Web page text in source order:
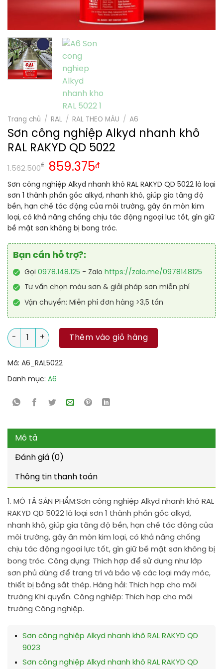
Trang chủ / RAL / RAL THEO MÀU / A6
Sơn công nghiệp Alkyd nhanh khô
RAL RAKYD QD 5022
1.562.500
₫ 859.375₫
Sơn công nghiệp Alkyd nhanh khô RAL RAKYD QD 5022 là loại
sơn 1 thành phần gốc alkyd, nhanh khô, giúp gia tăng độ
bền, hạn chế tác động của môi trường, gây ăn mòn kim
loại, có khả năng chống chịu tác động ngoại lực tốt, gìn giữ
bề mặt sơn không bị bong tróc.
Bạn cần hỗ trợ?:
Gọi 0978.148.125 - Zalo https://zalo.me/0978148125
Tư vấn chọn màu sơn & giải pháp sơn miễn phí
Vận chuyển: Miễn phí đơn hàng >3,5 tấn
Sơn công nghiệp Alkyd nhanh khô RAL RAKYD QD 5022 số
Thêm vào giỏ hàng
Mã: A6_RAL5022
Danh mục: A6
Mô tả
Đánh giá (0)
Thông tin thanh toán
1. MÔ TẢ SẢN PHẨM:Sơn công nghiệp Alkyd nhanh khô RAL
RAKYD QD 5022 là loại sơn 1 thành phần gốc alkyd,
nhanh khô, giúp gia tăng độ bền, hạn chế tác động của
môi trường, gây ăn mòn kim loại, có khả năng chống
chịu tác động ngoại lực tốt, gìn giữ bề mặt sơn không bị
bong tróc. Công dụng: Thích hợp để sử dụng như lớp
sơn phủ dùng để trang trí và bảo vệ các loại máy móc,
thiết bị bằng sắt thép. Hàng hải: Thích hợp cho môi
trường Khí quyển. Công nghiệp: Thích hợp cho môi
trường Công nghiệp.
Sơn công nghiệp Alkyd nhanh khô RAL RAKYD QD
9023
Sơn công nghiệp Alkyd nhanh khô RAL RAKYD QD